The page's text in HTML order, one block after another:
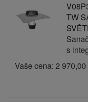
TW
s
Vaše cena: 2